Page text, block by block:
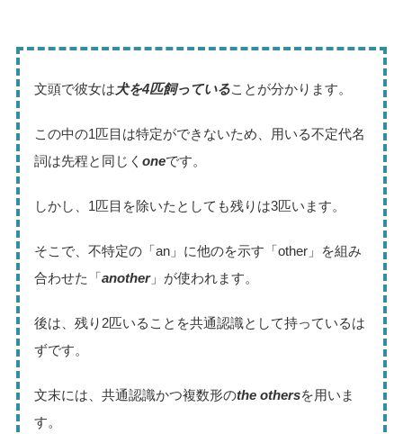
文頭で彼女は犬を4匹飼っていることが分かります。
この中の1匹目は特定ができないため、用いる不定代名
詞は先程と同じく oneです。
しかし、1匹目を除いたとしても残りは3匹います。
そこで、不特定の「an」に他のを示す「other」を組み
合わせた「another」が使われます。
後は、残り2匹いることを共通認識として持っているは
ずです。
文末には、共通認識かつ複数形のthe othersを用いま
す。